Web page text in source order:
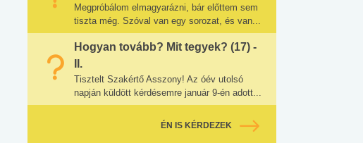
Megpróbálom elmagyarázni, bár előttem sem
tiszta még. Szóval van egy sorozat, és van...
Hogyan tovább? Mit tegyek? (17) -
II.
Tisztelt Szakértő Asszony! Az óév utolsó
napján küldött kérdésemre január 9-én adott...
ÉN IS KÉRDEZEK